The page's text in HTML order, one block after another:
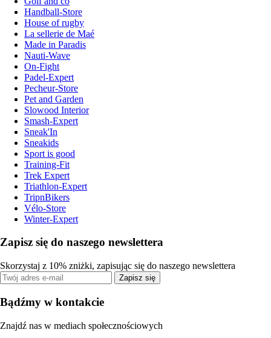
Handball-Store
House of rugby
La sellerie de Maé
Made in Paradis
Nauti-Wave
On-Fight
Padel-Expert
Pecheur-Store
Pet and Garden
Slowood Interior
Smash-Expert
Sneak'In
Sneakids
Sport is good
Training-Fit
Trek Expert
Triathlon-Expert
TripnBikers
Vélo-Store
Winter-Expert
Zapisz się do naszego newslettera
Skorzystaj z 10% zniżki, zapisując się do naszego newslettera
Zapisz się
Bądźmy w kontakcie
Znajdź nas w mediach społecznościowych